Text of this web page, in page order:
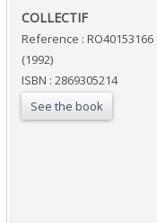
‎COLLECTIF‎
Reference : RO40153166
(1992)
ISBN : 2869305214
See the book